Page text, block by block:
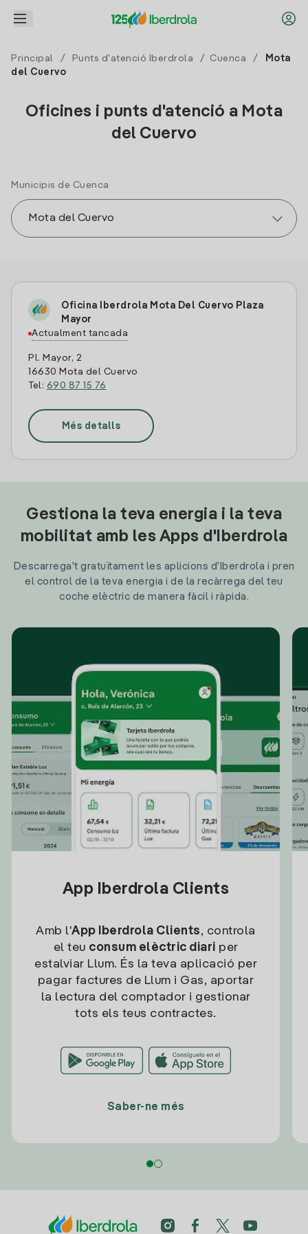
Principal / Punts d'atenció Iberdrola / Cuenca /
Mota
del Cuervo
Oficines i punts d'atenció a Mota
del Cuervo
Municipis de Cuenca
Oficina Iberdrola Mota Del Cuervo Plaza
Mayor
Actualment tancada
Pl. Mayor, 2
16630 Mota del Cuervo
Tel: 690 87 15 76
Més detalls
Gestiona la teva energia i la teva
mobilitat amb les Apps d'Iberdrola
Descarrega't gratuïtament les aplicions d'Iberdrola i pren
el control de la teva energia i de la recàrrega del teu
coche elèctric de manera fàcil i ràpida.
App Iberdrola Clients
Amb l'App Iberdrola Clients, controla
el teu consum elèctric diari per
estalviar Llum. És la teva aplicació per
pagar factures de Llum i Gas, aportar
la lectura del comptador i gestionar
tots els teus contractes.
Saber-ne més